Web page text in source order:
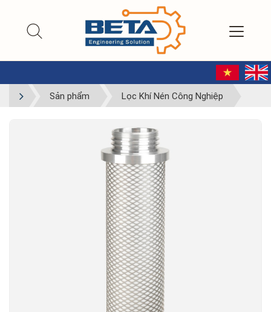
Sản phẩm Lọc Khí Nén Công Nghiệp